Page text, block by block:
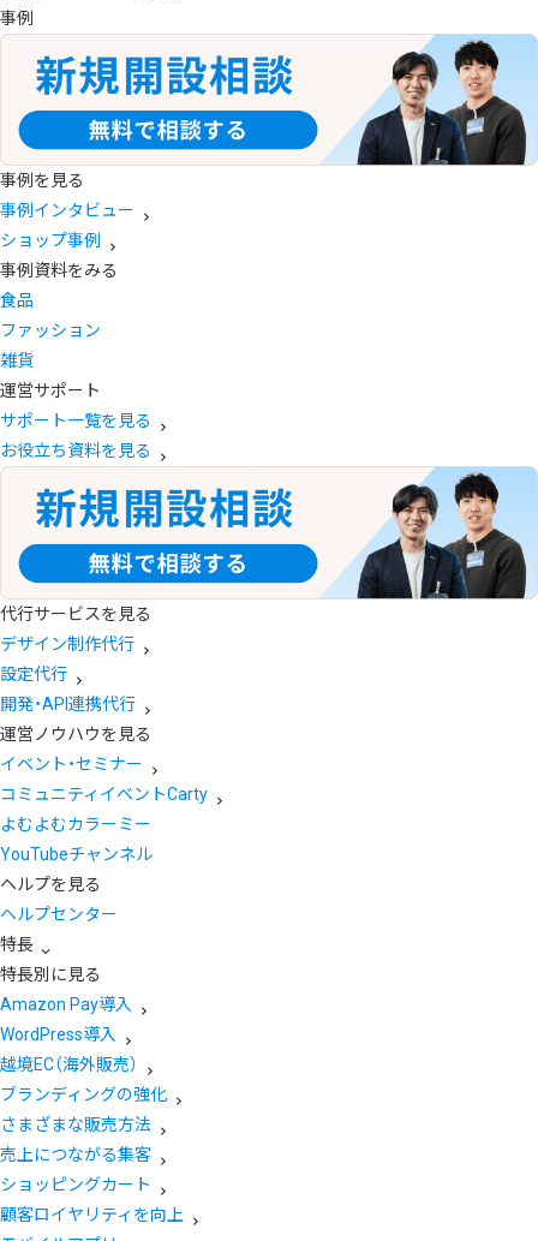
事例
事例を見る
事例インタビュー
ショップ事例
事例資料をみる
食品
ファッション
雑貨
運営サポート
サポート一覧を見る
お役立ち資料を見る
代行サービスを見る
デザイン制作代行
設定代行
開発・API連携代行
運営ノウハウを見る
イベント・セミナー
コミュニティイベントCarty
よむよむカラーミー
YouTubeチャンネル
ヘルプを見る
ヘルプセンター
特長
特長別に見る
Amazon Pay導入
WordPress導入
越境EC（海外販売）
ブランディングの強化
さまざまな販売方法
売上につながる集客
ショッピングカート
顧客ロイヤリティを向上